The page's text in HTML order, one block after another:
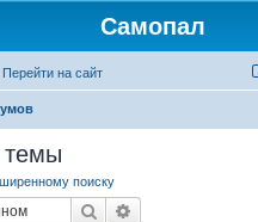
Самопал
Перейти на сайт
темы
поиску
Поиск